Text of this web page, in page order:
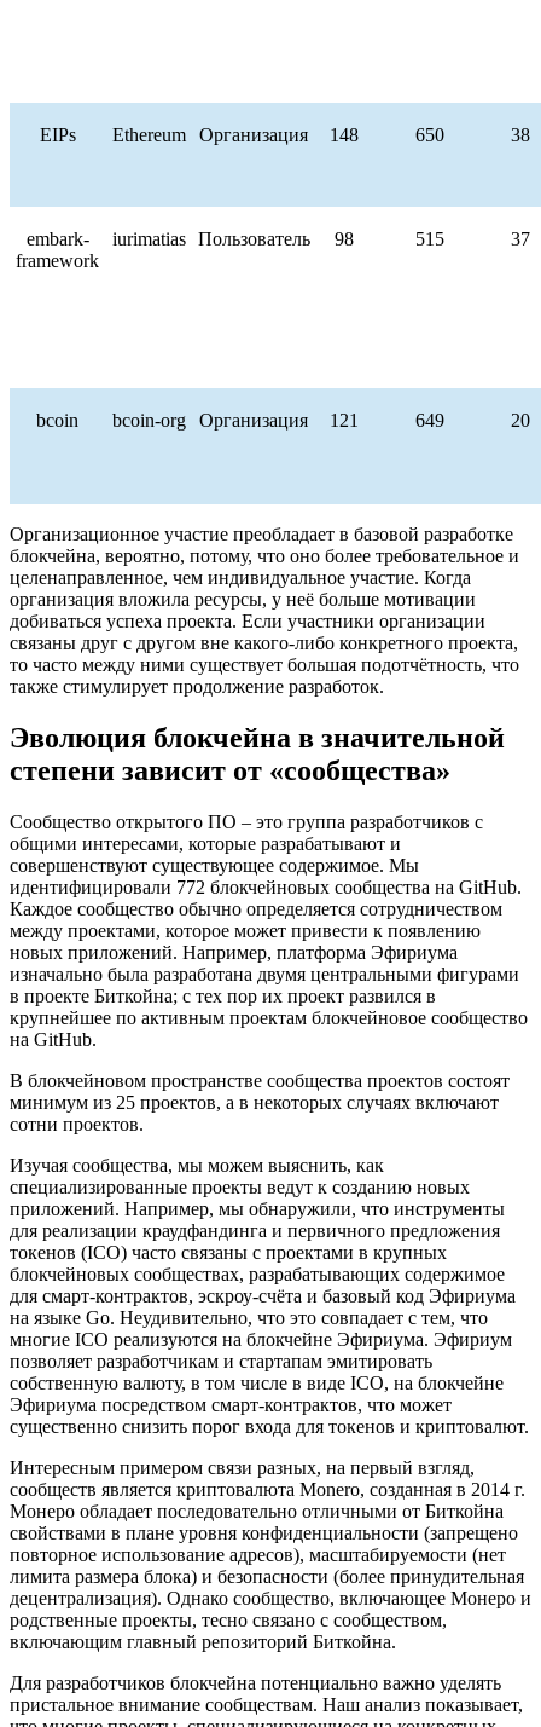
EIPs Ethereum Организация 148 650 38
embark-
framework
iurimatias Пользователь 98 515 37
bcoin bcoin-org Организация 121 649 20
Организационное участие преобладает в базовой разработке
блокчейна, вероятно, потому, что оно более требовательное и
целенаправленное, чем индивидуальное участие. Когда
организация вложила ресурсы, у неё больше мотивации
добиваться успеха проекта. Если участники организации
связаны друг с другом вне какого-либо конкретного проекта,
то часто между ними существует большая подотчётность, что
также стимулирует продолжение разработок.
Эволюция блокчейна в значительной
степени зависит от «сообщества»
Сообщество открытого ПО – это группа разработчиков с
общими интересами, которые разрабатывают и
совершенствуют существующее содержимое. Мы
идентифицировали 772 блокчейновых сообщества на GitHub.
Каждое сообщество обычно определяется сотрудничеством
между проектами, которое может привести к появлению
новых приложений. Например, платформа Эфириума
изначально была разработана двумя центральными фигурами
в проекте Биткойна; с тех пор их проект развился в
крупнейшее по активным проектам блокчейновое сообщество
на GitHub.
В блокчейновом пространстве сообщества проектов состоят
минимум из 25 проектов, а в некоторых случаях включают
сотни проектов.
Изучая сообщества, мы можем выяснить, как
специализированные проекты ведут к созданию новых
приложений. Например, мы обнаружили, что инструменты
для реализации краудфандинга и первичного предложения
токенов (ICO) часто связаны с проектами в крупных
блокчейновых сообществах, разрабатывающих содержимое
для смарт-контрактов, эскроу-счёта и базовый код Эфириума
на языке Go. Неудивительно, что это совпадает с тем, что
многие ICO реализуются на блокчейне Эфириума. Эфириум
позволяет разработчикам и стартапам эмитировать
собственную валюту, в том числе в виде ICO, на блокчейне
Эфириума посредством смарт-контрактов, что может
существенно снизить порог входа для токенов и криптовалют.
Интересным примером связи разных, на первый взгляд,
сообществ является криптовалюта Monero, созданная в 2014 г.
Монеро обладает последовательно отличными от Биткойна
свойствами в плане уровня конфиденциальности (запрещено
повторное использование адресов), масштабируемости (нет
лимита размера блока) и безопасности (более принудительная
децентрализация). Однако сообщество, включающее Монеро и
родственные проекты, тесно связано с сообществом,
включающим главный репозиторий Биткойна.
Для разработчиков блокчейна потенциально важно уделять
пристальное внимание сообществам. Наш анализ показывает,